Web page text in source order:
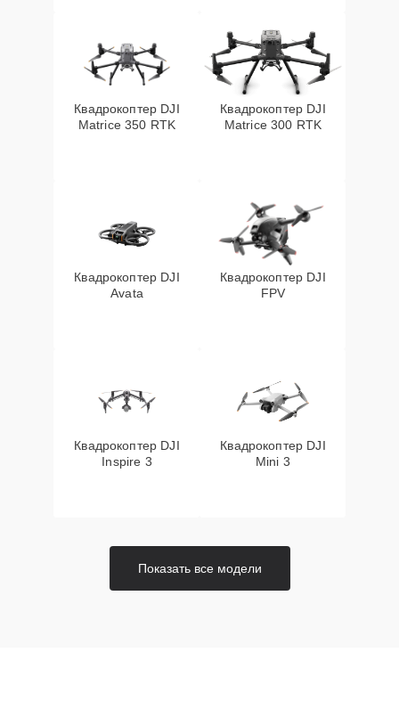
Квадрокоптер DJI
Matrice 350 RTK
Квадрокоптер DJI
Matrice 300 RTK
Квадрокоптер DJI
Avata
Квадрокоптер DJI
FPV
Квадрокоптер DJI
Inspire 3
Квадрокоптер DJI
Mini 3
Показать все модели